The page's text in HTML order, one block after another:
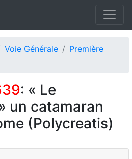
Voie Générale
Première
: « Le
un catamaran
(Polycreatis)